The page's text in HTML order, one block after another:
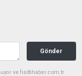
Gönder
ve fisiltihaber.com.tr